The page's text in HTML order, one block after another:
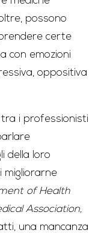
possono
certe
con emozioni
oppositiva
tra i professionisti
della loro
migliorarne
of Health
Association,
una mancanza